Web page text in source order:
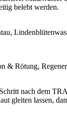
belebt werden.
& Rötung,
nach dem
gleiten lassen,